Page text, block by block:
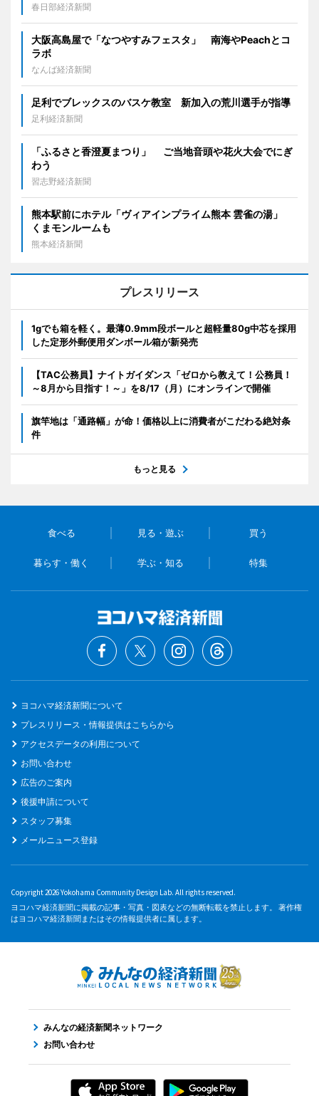
春日部経済新聞
大阪高島屋で「なつやすみフェスタ」 南海やPeachとコ
ラボ
なんば経済新聞
足利でブレックスのバスケ教室 新加入の荒川選手が指導
足利経済新聞
「ふるさと香澄夏まつり」 ご当地音頭や花火大会でにぎ
わう
習志野経済新聞
熊本駅前にホテル「ヴィアインプライム熊本 雲雀の湯」
くまモンルームも
熊本経済新聞
プレスリリース
1gでも箱を軽く。最薄0.9mm段ボールと超軽量80g中芯を採用
した定形外郵便用ダンボール箱が新発売
【TAC公務員】ナイトガイダンス「ゼロから教えて！公務員！
～8月から目指す！～」を8/17（月）にオンラインで開催
旗竿地は「通路幅」が命！価格以上に消費者がこだわる絶対条
件
もっと見る
食べる 見る・遊ぶ 買う
暮らす・働く 学ぶ・知る 特集
ヨコハマ経済新聞について
プレスリリース・情報提供はこちらから
アクセスデータの利用について
お問い合わせ
広告のご案内
後援申請について
スタッフ募集
メールニュース登録
Copyright 2026 Yokohama Community Design Lab. All rights reserved.
ヨコハマ経済新聞に掲載の記事・写真・図表などの無断転載を禁止します。 著作権
はヨコハマ経済新聞またはその情報提供者に属します。
みんなの経済新聞ネットワーク
お問い合わせ